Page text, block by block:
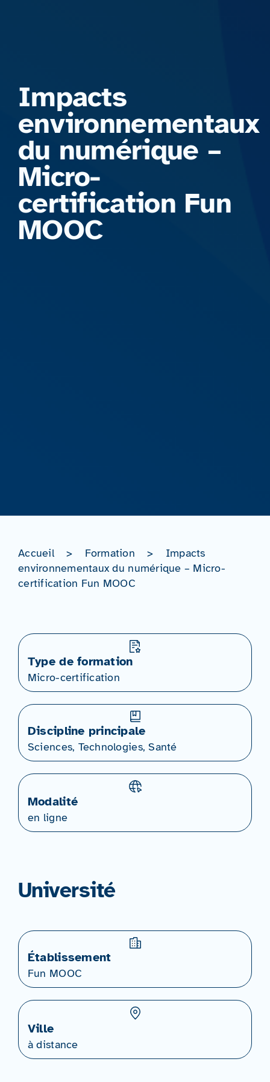
Impacts
environnementaux
du numérique –
Micro-
certification Fun
MOOC
Accueil > Formation >
Impacts
environnementaux du numérique – Micro-
certification Fun MOOC
Type de formation
Micro-certification
Discipline principale
Sciences, Technologies, Santé
Modalité
en ligne
Université
Établissement
Fun MOOC
Ville
à distance